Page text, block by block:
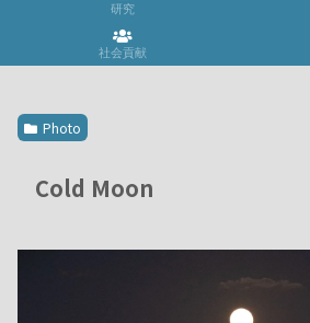
研究
社会貢献
Photo
Cold Moon